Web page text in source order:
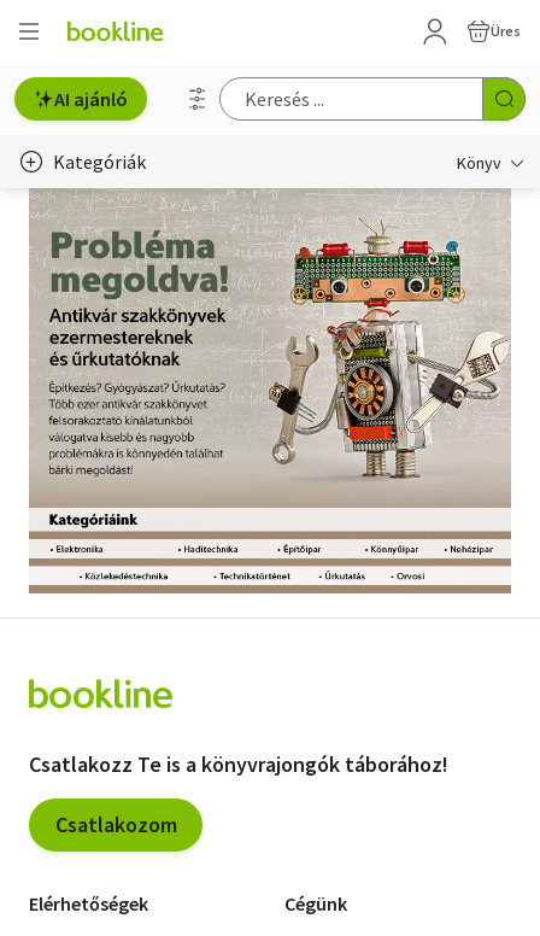
Üres
AI ajánló
Kategóriák Könyv
Életmód, egészség
Erotika
Gyermek- és ifjúsági
Hobbi, szabadidő
Irodalom
Művészet
Szakkönyv
Szótár, nyelvkönyv
Társadalomtudomány
Vallás
Csatlakozz Te is a könyvrajongók táborához!
Csatlakozom
Elérhetőségek Cégünk